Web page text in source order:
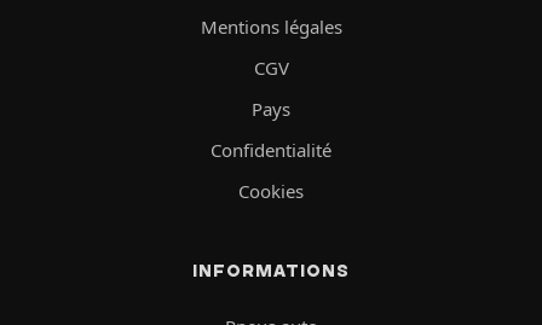
Mentions légales
CGV
Pays
Confidentialité
Cookies
INFORMATIONS